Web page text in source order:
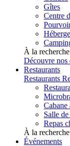
Gîtes
Centre
À la
Découvre nos
Restaurants
Restaurants
Cabane
Salle
Repas
À la
Événements